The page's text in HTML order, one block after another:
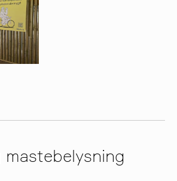
mastebelysning